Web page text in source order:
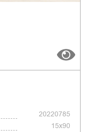
20220785
15x90